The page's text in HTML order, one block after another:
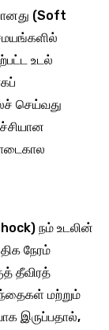
(Soft
உடல்
செய்வது
நம் உடலின்
நேரம்
தீவிரத்
மற்றும்
இருப்பதால்,